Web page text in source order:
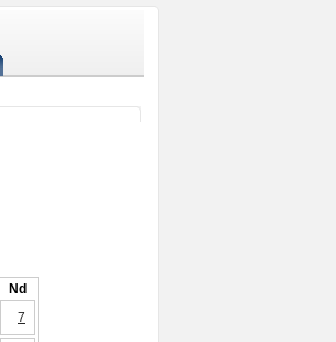
Nd
7